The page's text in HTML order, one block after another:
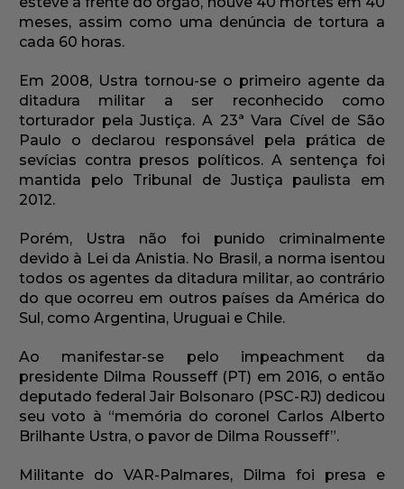
meses, assim como uma denúncia de tortura a
cada 60 horas.
Em 2008, Ustra tornou-se o primeiro agente da
ditadura militar a ser reconhecido como
torturador pela Justiça. A 23ª Vara Cível de São
Paulo o declarou responsável pela prática de
sevícias contra presos políticos. A sentença foi
mantida pelo Tribunal de Justiça paulista em
2012.
Porém, Ustra não foi punido criminalmente
devido à Lei da Anistia. No Brasil, a norma isentou
todos os agentes da ditadura militar, ao contrário
do que ocorreu em outros países da América do
Sul, como Argentina, Uruguai e Chile.
Ao manifestar-se pelo impeachment da
presidente Dilma Rousseff (PT) em 2016, o então
deputado federal Jair Bolsonaro (PSC-RJ) dedicou
seu voto à “memória do coronel Carlos Alberto
Brilhante Ustra, o pavor de Dilma Rousseff”.
Militante do VAR-Palmares, Dilma foi presa e